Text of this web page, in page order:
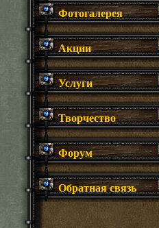
Фотогалерея
Акции
Услуги
Творчество
Форум
Обратная связь